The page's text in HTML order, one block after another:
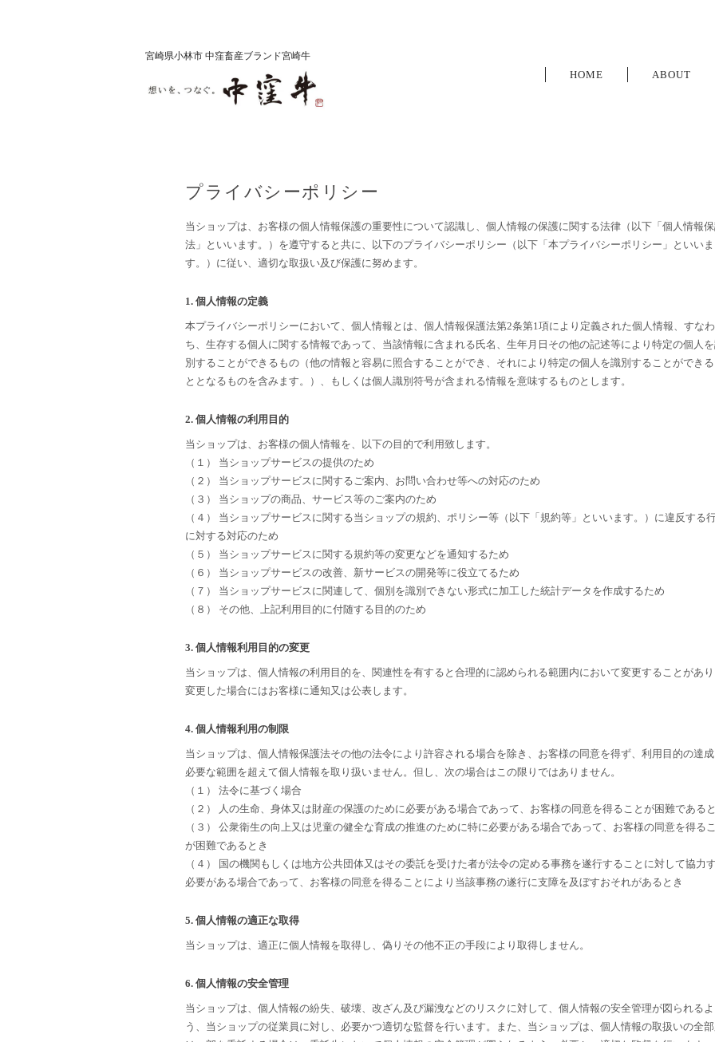
宮崎県小林市 中窪畜産ブランド宮崎牛
HOME ABOUT
プライバシーポリシー
当ショップは、お客様の個人情報保護の重要性について認識し、個人情報の保護に関する法律（以下「個人情報
法」といいます。）を遵守すると共に、以下のプライバシーポリシー（以下「本プライバシーポリシー」といいま
す。）に従い、適切な取扱い及び保護に努めます。
1. 個人情報の定義
本プライバシーポリシーにおいて、個人情報とは、個人情報保護法第2条第1項により定義された個人情報、すなわ
ち、生存する個人に関する情報であって、当該情報に含まれる氏名、生年月日その他の記述等により特定の個人
別することができるもの（他の情報と容易に照合することができ、それにより特定の個人を識別することができる
ととなるものを含みます。）、もしくは個人識別符号が含まれる情報を意味するものとします。
2. 個人情報の利用目的
当ショップは、お客様の個人情報を、以下の目的で利用致します。
（１） 当ショップサービスの提供のため
（２） 当ショップサービスに関するご案内、お問い合わせ等への対応のため
（３） 当ショップの商品、サービス等のご案内のため
（４） 当ショップサービスに関する当ショップの規約、ポリシー等（以下「規約等」といいます。）に違反する
に対する対応のため
（５） 当ショップサービスに関する規約等の変更などを通知するため
（６） 当ショップサービスの改善、新サービスの開発等に役立てるため
（７） 当ショップサービスに関連して、個別を識別できない形式に加工した統計データを作成するため
（８） その他、上記利用目的に付随する目的のため
3. 個人情報利用目的の変更
当ショップは、個人情報の利用目的を、関連性を有すると合理的に認められる範囲内において変更することがあり
変更した場合にはお客様に通知又は公表します。
4. 個人情報利用の制限
当ショップは、個人情報保護法その他の法令により許容される場合を除き、お客様の同意を得ず、利用目的の達
必要な範囲を超えて個人情報を取り扱いません。但し、次の場合はこの限りではありません。
（１） 法令に基づく場合
（２） 人の生命、身体又は財産の保護のために必要がある場合であって、お客様の同意を得ることが困難である
（３） 公衆衛生の向上又は児童の健全な育成の推進のために特に必要がある場合であって、お客様の同意を得る
が困難であるとき
（４） 国の機関もしくは地方公共団体又はその委託を受けた者が法令の定める事務を遂行することに対して協力
必要がある場合であって、お客様の同意を得ることにより当該事務の遂行に支障を及ぼすおそれがあるとき
5. 個人情報の適正な取得
当ショップは、適正に個人情報を取得し、偽りその他不正の手段により取得しません。
6. 個人情報の安全管理
当ショップは、個人情報の紛失、破壊、改ざん及び漏洩などのリスクに対して、個人情報の安全管理が図られるよ
う、当ショップの従業員に対し、必要かつ適切な監督を行います。また、当ショップは、個人情報の取扱いの全部